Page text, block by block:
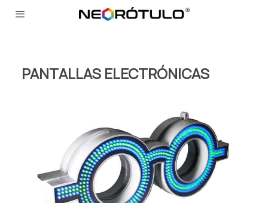
PANTALLAS ELECTRÓNICAS